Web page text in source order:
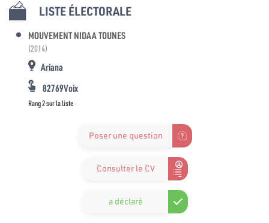
LISTE ÉLECTORALE
MOUVEMENT NIDAA TOUNES
(2014)
Ariana
82769Voix
Rang 2 sur la liste
Poser une question
Consulter le CV
a déclaré